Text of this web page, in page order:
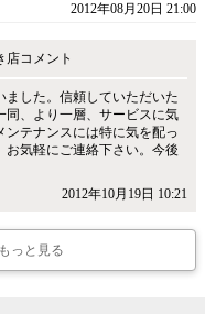
2012年08月20日 21:00
コメント
ました。信頼していただいた
同、より一層、サービスに気
ンテナンスには特に気を配っ
気軽にご連絡下さい。今後
2012年10月19日 10:21
っと見る